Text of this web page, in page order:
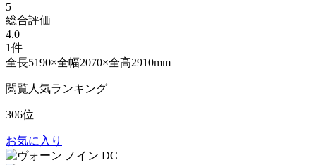
5
総合評価
4.0
1件
全長5190×全幅2070×全高2910mm
閲覧人気ランキング
306位
お気に入り